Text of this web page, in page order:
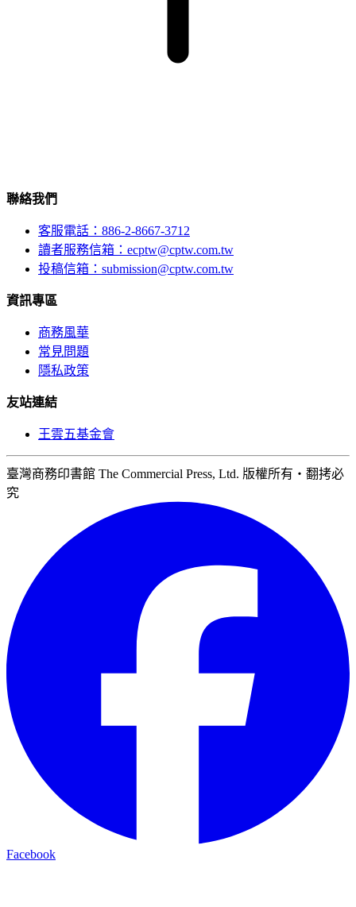
聯絡我們
客服電話：886-2-8667-3712
讀者服務信箱：ecptw@cptw.com.tw
投稿信箱： submission@cptw.com.tw
資訊專區
商務風華
常見問題
隱私政策
友站連結
王雲五基金會
臺灣商務印書館 The Commercial Press, Ltd. 版權所有‧翻拷必
究
Facebook